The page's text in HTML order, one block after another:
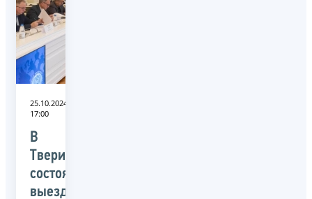
25.10.2024
17:00
В
Твери
состоялось
выездное